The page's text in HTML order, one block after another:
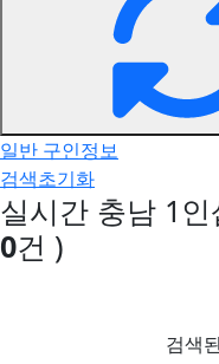
일반 구인정보
검색초기화
실시간 충남 1
0건 )
검색